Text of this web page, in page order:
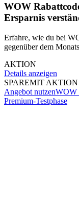
WOW
Ersparnis
Erfahre, wie du bei
gegenüber dem
AKTION
Details anzeigen
SPAREMIT AKTION
Angebot nutzenWOW
Premium-Testphase